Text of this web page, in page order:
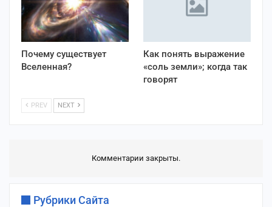
Почему существует
Вселенная?
Как понять выражение
«соль земли»; когда так
говорят
PREV NEXT
Комментарии закрыты.
Рубрики Сайта